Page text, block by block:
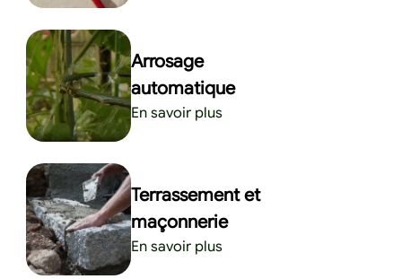
Arrosage
automatique
En savoir plus
Terrassement et
maçonnerie
En savoir plus